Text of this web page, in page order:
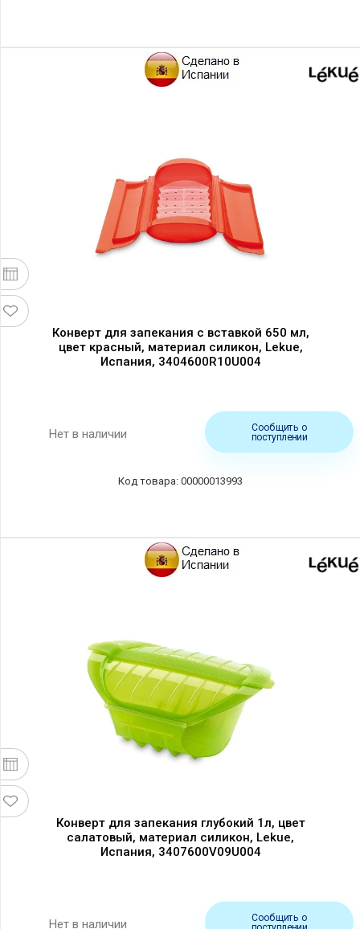
Конверт для запекания с вставкой 650 мл,
цвет красный, материал силикон, Lekue,
Испания, 3404600R10U004
Нет в наличии
Сообщить о
поступлении
00000013993
Конверт для запекания глубокий 1л, цвет
салатовый, материал силикон, Lekue,
Испания, 3407600V09U004
Нет в наличии
Сообщить о